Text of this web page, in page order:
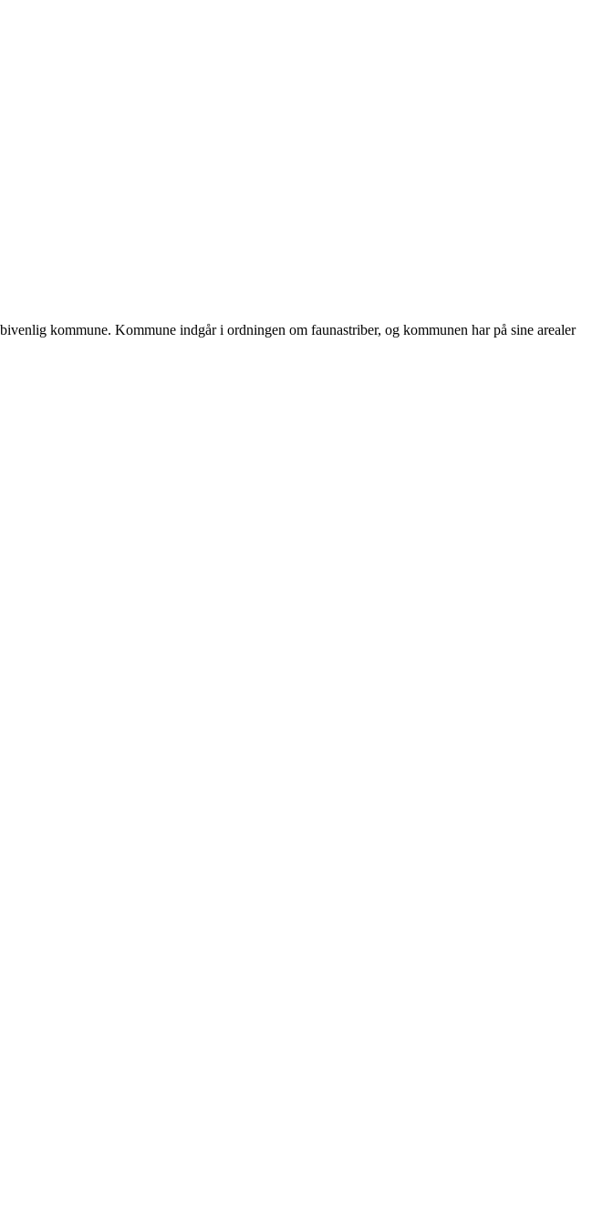
kommune. Kommune indgår i ordningen om faunastriber, og kommunen har på sine arealer